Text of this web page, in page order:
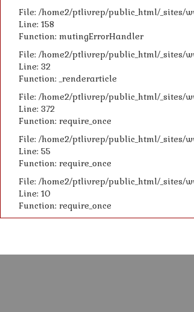
File: /home2/ptlivrep/public_html/_sites/
Line: 158
Function: mutingErrorHandler
File: /home2/ptlivrep/public_html/_sites/
Line: 32
Function: _renderarticle
File: /home2/ptlivrep/public_html/_sites/
Line: 372
Function: require_once
File: /home2/ptlivrep/public_html/_sites/
Line: 55
Function: require_once
File: /home2/ptlivrep/public_html/_sites/
Line: 10
Function: require_once